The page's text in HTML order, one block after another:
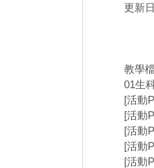
更新
教學
01生
[活動
[活動
[活動
[活動
[活動